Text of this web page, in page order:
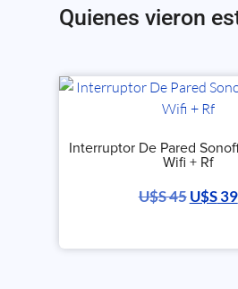
Quienes vieron
Interruptor De Pared
Wifi + Rf
U$S45 U$S39